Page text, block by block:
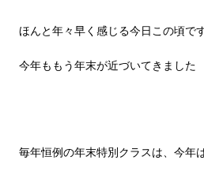
ほんと年々早く感じる今日この頃です
今年ももう年末が近づいてきました
毎年恒例の年末特別クラスは、今年